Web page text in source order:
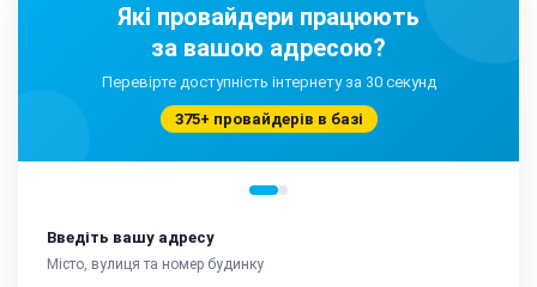
Які провайдери працюють
за вашою адресою?
Перевірте доступність інтернету за 30 секунд
375+ провайдерів в базі
Введіть вашу адресу
Місто, вулиця та номер будинку